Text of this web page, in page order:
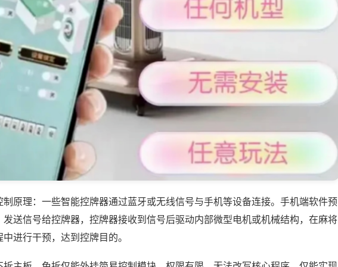
原理：一些智能控牌器通过蓝牙或无线信号与手机等设备连接。手机端软件预
送信号给控牌器，控牌器接收到信号后驱动内部微型电机或机械结构，在麻将
进行干预，达到控牌目的。